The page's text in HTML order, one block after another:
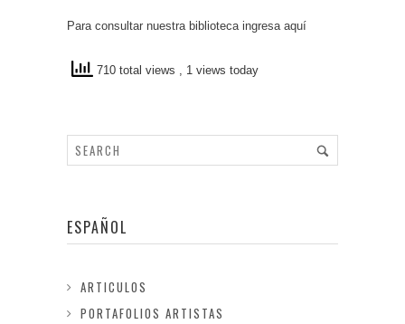
Para consultar nuestra biblioteca ingresa aquí
710 total views , 1 views today
ESPAÑOL
ARTICULOS
PORTAFOLIOS ARTISTAS